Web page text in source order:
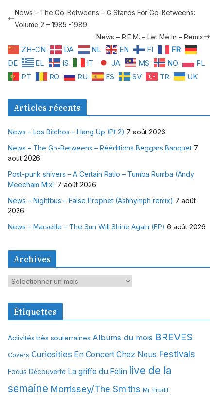
News – The Go-Betweens – G Stands For Go-Betweens:
Volume 2 – 1985 -1989
News – R.E.M. – Let Me In – Remix
ZH-CN DA NL EN FI
FR
DE
EL IS IT JA MS NO
PL
PT
RO RU ES SV TR UK
Articles récents
News – Los Bitchos – Hang Up (Pt 2) 7 août 2026
News – The Go-Betweens – Rééditions Beggars Banquet 7
août 2026
Post-punk shivers – A Certain Ratio – Tumba Rumba (Andy
Meecham Mix) 7 août 2026
News – Nightbus – False Prophet (Ashnymph remix) 7 août
2026
News – Marseille – The Sun Will Shine Again (EP) 6 août 2026
Archives
A
c
v
e
Étiquettes
Activités très souterraines Albums du mois BREVES
Covers Curiosities En Concert Chez Nous Festivals
Focus Découverte La griffe du Félin live de la
semaine Morrissey/The Smiths Mr Erudit